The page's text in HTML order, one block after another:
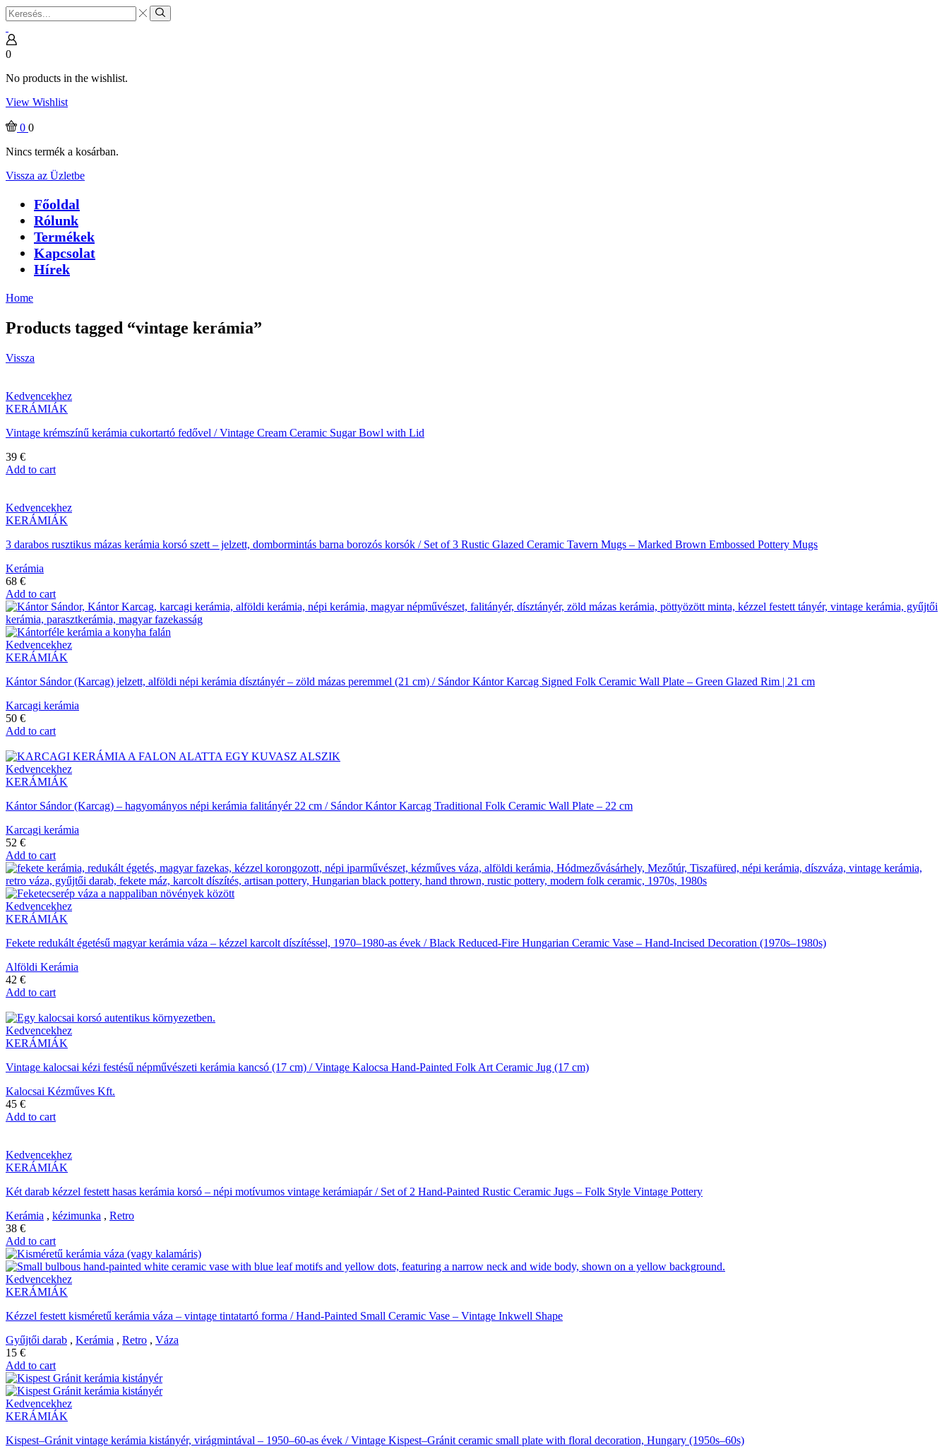
Search
input
Search
0
No products in the wishlist.
View Wishlist
0 0
Nincs termék a kosárban.
Vissza az Üzletbe
Főoldal
Rólunk
Termékek
Kapcsolat
Hírek
Home
Products tagged “vintage kerámia”
Vissza
Kedvencekhez
KERÁMIÁK
Vintage krémszínű kerámia cukortartó fedővel / Vintage Cream Ceramic Sugar Bowl with Lid
39 €
Add to cart
Kedvencekhez
KERÁMIÁK
3 darabos rusztikus mázas kerámia korsó szett – jelzett, dombormintás barna borozós korsók / Set of 3 Rustic Glazed Ceramic Tavern Mugs – Marked Brown Embossed Pottery Mugs
Kerámia
68 €
Add to cart
Kedvencekhez
KERÁMIÁK
Kántor Sándor (Karcag) jelzett, alföldi népi kerámia dísztányér – zöld mázas peremmel (21 cm) / Sándor Kántor Karcag Signed Folk Ceramic Wall Plate – Green Glazed Rim | 21 cm
Karcagi kerámia
50 €
Add to cart
Kedvencekhez
KERÁMIÁK
Kántor Sándor (Karcag) – hagyományos népi kerámia falitányér 22 cm / Sándor Kántor Karcag Traditional Folk Ceramic Wall Plate – 22 cm
Karcagi kerámia
52 €
Add to cart
Kedvencekhez
KERÁMIÁK
Fekete redukált égetésű magyar kerámia váza – kézzel karcolt díszítéssel, 1970–1980-as évek / Black Reduced-Fire Hungarian Ceramic Vase – Hand-Incised Decoration (1970s–1980s)
Alföldi Kerámia
42 €
Add to cart
Kedvencekhez
KERÁMIÁK
Vintage kalocsai kézi festésű népművészeti kerámia kancsó (17 cm) / Vintage Kalocsa Hand-Painted Folk Art Ceramic Jug (17 cm)
Kalocsai Kézműves Kft.
45 €
Add to cart
Kedvencekhez
KERÁMIÁK
Két darab kézzel festett hasas kerámia korsó – népi motívumos vintage kerámiapár / Set of 2 Hand-Painted Rustic Ceramic Jugs – Folk Style Vintage Pottery
Kerámia , kézimunka , Retro
38 €
Add to cart
Kedvencekhez
KERÁMIÁK
Kézzel festett kisméretű kerámia váza – vintage tintatartó forma / Hand-Painted Small Ceramic Vase – Vintage Inkwell Shape
Gyűjtői darab , Kerámia , Retro , Váza
15 €
Add to cart
Kedvencekhez
KERÁMIÁK
Kispest–Gránit vintage kerámia kistányér, virágmintával – 1950–60-as évek / Vintage Kispest–Gránit ceramic small plate with floral decoration, Hungary (1950s–60s)